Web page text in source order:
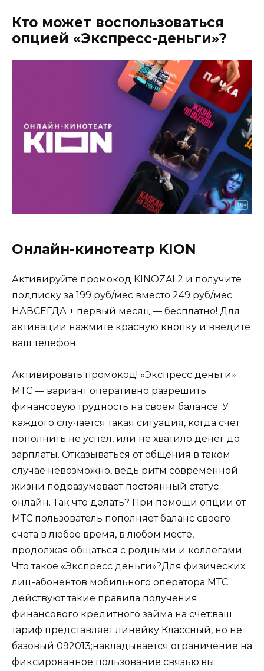
Кто может воспользоваться
опцией «Экспресс-деньги»?
Онлайн-кинотеатр KION
Активируйте промокод KINOZAL2 и получите
подписку за 199 руб/мес вместо 249 руб/мес
НАВСЕГДА + первый месяц — бесплатно! Для
активации нажмите красную кнопку и введите
ваш телефон.
Активировать промокод! «Экспресс деньги»
МТС — вариант оперативно разрешить
финансовую трудность на своем балансе. У
каждого случается такая ситуация, когда счет
пополнить не успел, или не хватило денег до
зарплаты. Отказываться от общения в таком
случае невозможно, ведь ритм современной
жизни подразумевает постоянный статус
онлайн. Так что делать? При помощи опции от
МТС пользователь пополняет баланс своего
счета в любое время, в любом месте,
продолжая общаться с родными и коллегами.
Что такое «Экспресс деньги»?Для физических
лиц-абонентов мобильного оператора МТС
действуют такие правила получения
финансового кредитного займа на счет:ваш
тариф представляет линейку Классный, но не
базовый 092013;накладывается ограничение на
фиксированное пользование связью;вы